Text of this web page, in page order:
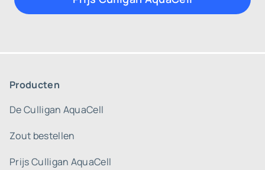
Producten
De Culligan AquaCell
Zout bestellen
Prijs Culligan AquaCell